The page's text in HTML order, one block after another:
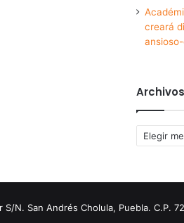
creará
Archivos
Archivos
N. San Andrés Cholula, Puebla. C.P.